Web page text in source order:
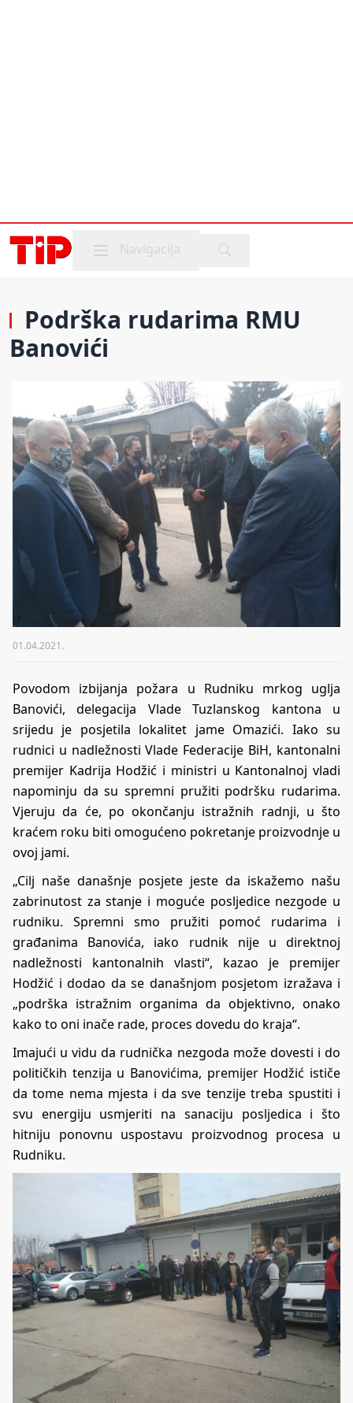
Mobile menu
Navigacija
Podrška rudarima RMU
Banovići
01.04.2021.
Povodom izbijanja požara u Rudniku mrkog uglja
Banovići, delegacija Vlade Tuzlanskog kantona u
srijedu je posjetila lokalitet jame Omazići. Iako su
rudnici u nadležnosti Vlade Federacije BiH, kantonalni
premijer Kadrija Hodžić i ministri u Kantonalnoj vladi
napominju da su spremni pružiti podršku rudarima.
Vjeruju da će, po okončanju istražnih radnji, u što
kraćem roku biti omogućeno pokretanje proizvodnje u
ovoj jami.
„Cilj naše današnje posjete jeste da iskažemo našu
zabrinutost za stanje i moguće posljedice nezgode u
rudniku. Spremni smo pružiti pomoć rudarima i
građanima Banovića, iako rudnik nije u direktnoj
nadležnosti kantonalnih vlasti“, kazao je premijer
Hodžić i dodao da se današnjom posjetom izražava i
„podrška istražnim organima da objektivno, onako
kako to oni inače rade, proces dovedu do kraja“.
Imajući u vidu da rudnička nezgoda može dovesti i do
političkih tenzija u Banovićima, premijer Hodžić ističe
da tome nema mjesta i da sve tenzije treba spustiti i
svu energiju usmjeriti na sanaciju posljedica i što
hitniju ponovnu uspostavu proizvodnog procesa u
Rudniku.